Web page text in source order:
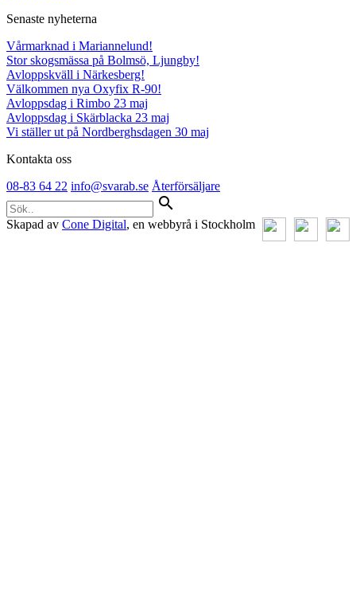
Senaste nyheterna
Vårmarknad i Mariannelund!
Stor skogsmässa på Bolmsö, Ljungby!
Avloppskväll i Närkesberg!
Välkommen nya Oxyfix R-90!
Avloppsdag i Rimbo 23 maj
Avloppsdag i Skärblacka 23 maj
Vi ställer ut på Nordberghsdagen 30 maj
Kontakta oss
08-83 64 22 info@svarab.se Återförsäljare
search
Skapad av Cone Digital, en webbyrå i Stockholm